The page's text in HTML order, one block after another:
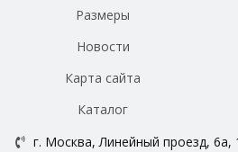
Размеры
Новости
Карта сайта
Каталог
г. Москва, Линейный проезд, 6а,